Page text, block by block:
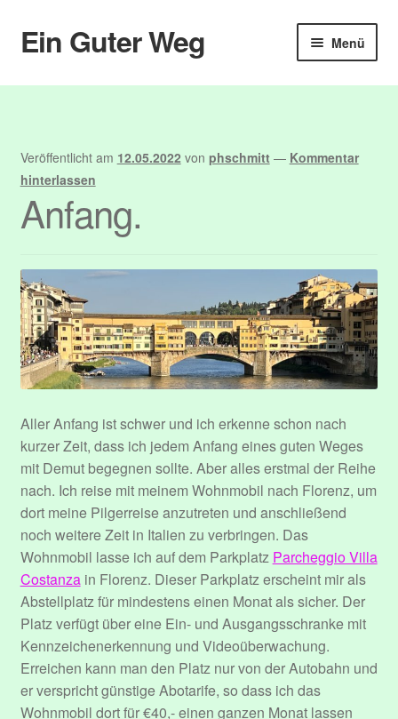
Zur
Navigation
Zum
Inhalt
Ein Guter Weg Menü
Start
Anmelden
Benutzer
Blog
Booking
Booking Details
Datenschutzerklärung
Event Organizers
Event Types
Events
Impressum
Konto
Login
Veröffentlicht am 12.05.2022 von phschmitt — Kommentar
hinterlassen
Anfang.
Aller Anfang ist schwer und ich erkenne schon nach
kurzer Zeit, dass ich jedem Anfang eines guten Weges
mit Demut begegnen sollte. Aber alles erstmal der Reihe
nach. Ich reise mit meinem Wohnmobil nach Florenz, um
dort meine Pilgerreise anzutreten und anschließend
noch weitere Zeit in Italien zu verbringen. Das
Wohnmobil lasse ich auf dem Parkplatz Parcheggio Villa
Costanzain Florenz. Dieser Parkplatz erscheint mir als
Abstellplatz für mindestens einen Monat als sicher. Der
Platz verfügt über eine Ein- und Ausgangsschranke mit
Kennzeichenerkennung und Videoüberwachung.
Erreichen kann man den Platz nur von der Autobahn und
er verspricht günstige Abotarife, so dass ich das
Wohnmobil dort für €40,- einen ganzen Monat lassen